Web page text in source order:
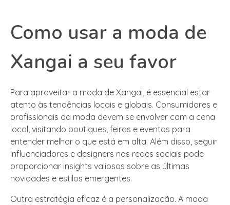
Como usar a moda de
Xangai a seu favor
Para aproveitar a moda de Xangai, é essencial estar
atento às tendências locais e globais. Consumidores e
profissionais da moda devem se envolver com a cena
local, visitando boutiques, feiras e eventos para
entender melhor o que está em alta. Além disso, seguir
influenciadores e designers nas redes sociais pode
proporcionar insights valiosos sobre as últimas
novidades e estilos emergentes.
Outra estratégia eficaz é a personalização. A moda